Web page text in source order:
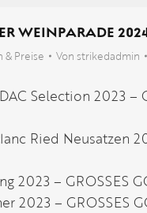
WEINPARADE
& Preise Von strikedadmin
Selection 2023 –
Ried Neusatzen
2023 – GROSSES
2023 – GROSSES